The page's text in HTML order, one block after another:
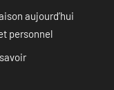
aujourd’hui
personnel